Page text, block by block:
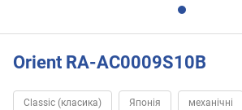
Orient RA-AC0009S10B
Classic (класика) Японія механічні